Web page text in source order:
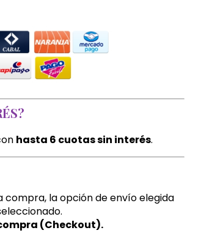
hasta 6 cuotas sin interés.
compra, la opción de envío elegida
(Checkout).